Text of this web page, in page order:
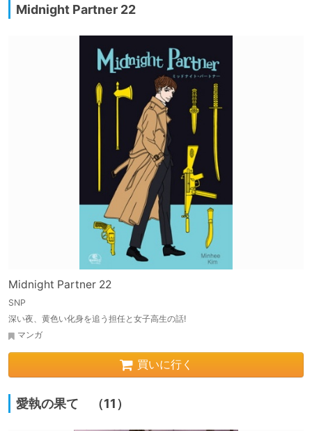
Midnight Partner 22
Midnight Partner 22
SNP
深い夜、黄色い化身を追う担任と女子高生の話!
マンガ
買いに行く
愛執の果て （11）